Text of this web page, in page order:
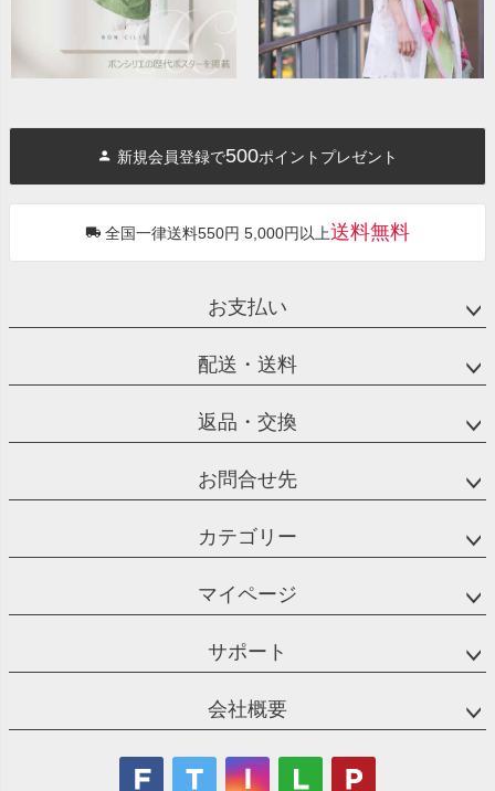
新規会員登録で500ポイントプレゼント
全国一律送料550円 5,000円以上送料無料
お支払い
配送・送料
返品・交換
お問合せ先
カテゴリー
マイページ
サポート
会社概要